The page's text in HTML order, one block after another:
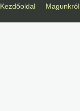
Kezdőoldal Magunkról